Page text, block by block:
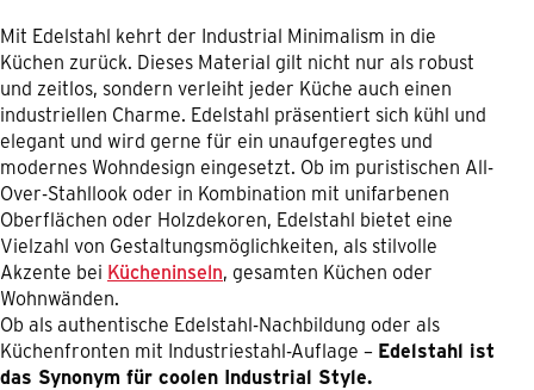
Mit Edelstahl kehrt der Industrial Minimalism in die
Küchen zurück. Dieses Material gilt nicht nur als robust
und zeitlos, sondern verleiht jeder Küche auch einen
industriellen Charme. Edelstahl präsentiert sich kühl und
elegant und wird gerne für ein unaufgeregtes und
modernes Wohndesign eingesetzt. Ob im puristischen All-
Over-Stahllook oder in Kombination mit unifarbenen
Oberflächen oder Holzdekoren, Edelstahl bietet eine
Vielzahl von Gestaltungsmöglichkeiten, als stilvolle
Akzente bei Kücheninseln, gesamten Küchen oder
Wohnwänden.
Ob als authentische Edelstahl-Nachbildung oder als
Küchenfronten mit Industriestahl-Auflage – Edelstahl ist
das Synonym für coolen Industrial Style.